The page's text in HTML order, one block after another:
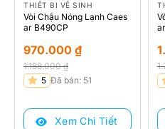
THIẾT BỊ VỆ SINH
Vòi Chậu Nóng Lạnh Caes
ar B490CP
1.188.000₫
Giá
là:
1.188.000 ₫.
970.000 ₫
Giá
tại
5 Đã bán: 51
Xem Chi Tiết